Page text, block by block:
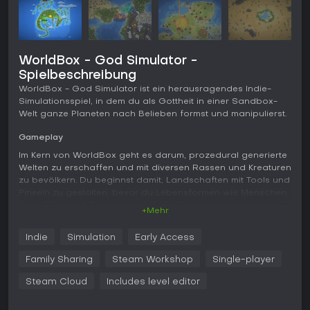
WorldBox - God Simulator -
Spielbeschreibung
WorldBox - God Simulator ist ein herausragendes Indie-
Simulationsspiel, in dem du als Gottheit in einer Sandbox-
Welt ganze Planeten nach Belieben formst und manipulierst.
Gameplay
Im Kern von WorldBox geht es darum, prozedural generierte
Welten zu erschaffen und mit diversen Rassen und Kreaturen
zu bevölkern. Du beginnst damit, Landschaften mit Tools und
Gebiete und führen Kriege, wodurch dynamische
Zivilisationen entstehen, die sich im Verlauf weiterentwickeln.
Zu den Mechaniken zählen unzählige Kräfte für Schöpfung
+Mehr
Indie Simulation Early Access
Family Sharing Steam Workshop Single-player
Steam Cloud Includes level editor